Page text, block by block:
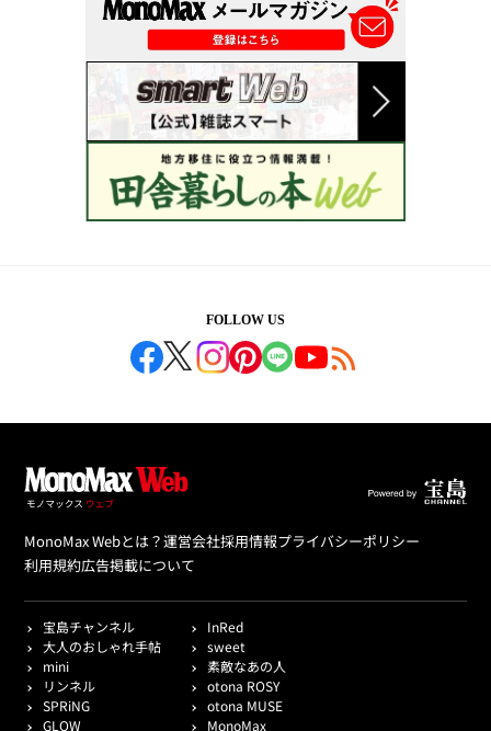
FOLLOW US
MonoMax Webとは？運営会社採用情報プライバシーポリシー
利用規約広告掲載について
宝島チャンネル
InRed
大人のおしゃれ手帖
sweet
mini
素敵なあの人
リンネル
otona ROSY
SPRiNG
otona MUSE
GLOW
MonoMax